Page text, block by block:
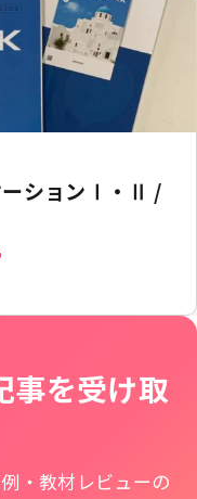
ーションⅠ・Ⅱ /
事を受け取
・教材レビューの